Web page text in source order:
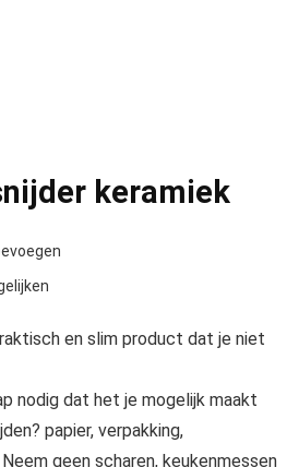
keramiek
en slim product dat je niet
nodig dat het je mogelijk maakt
papier, verpakking,
geen scharen, keukenmessen